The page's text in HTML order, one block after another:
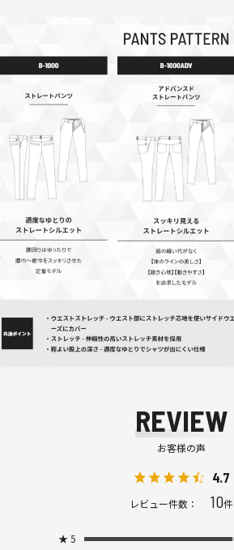
REVIEW
お客様の声
4.7
レビュー件数： 10件
★ 5